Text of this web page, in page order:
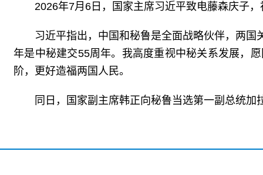
2026年7月6日，国家主席习近平致电藤森庆子
习近平指出，中国和秘鲁是全面战略伙伴，两
年是中秘建交55周年。我高度重视中秘关系发展，
阶，更好造福两国人民。
同日，国家副主席韩正向秘鲁当选第一副总统加